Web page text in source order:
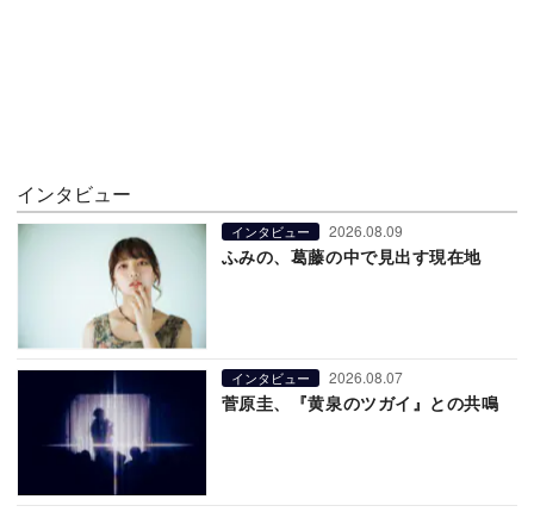
インタビュー
インタビュー 2026.08.09
ふみの、葛藤の中で見出す現在地
インタビュー 2026.08.07
菅原圭、『黄泉のツガイ』との共鳴